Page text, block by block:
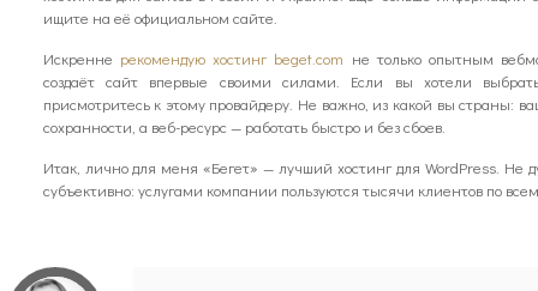
ищите на её официальном сайте.
Искренне рекомендую хостинг beget.com не только опытным
создаёт сайт впервые своими силами. Если вы хотели
присмотритесь к этому провайдеру. Не важно, из какой вы страны:
сохранности, а веб-ресурс — работать быстро и без сбоев.
Итак, лично для меня «Бегет» — лучший хостинг для WordPress. Не
субъективно: услугами компании пользуются тысячи клиентов по